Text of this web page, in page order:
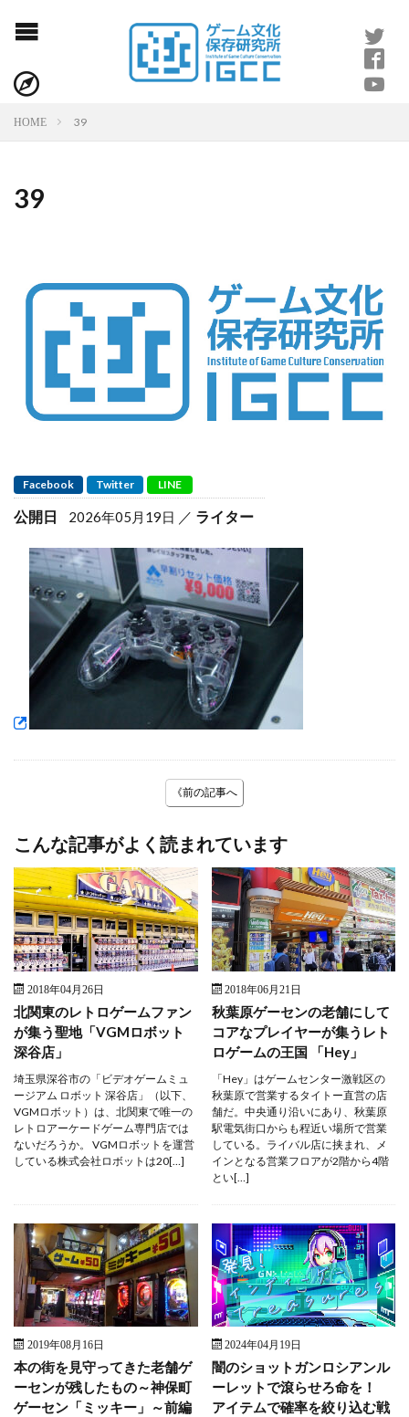
HOME 39
39
Facebook Twitter LINE
公開日 2026年05月19日 ライター
《前の記事へ
こんな記事がよく読まれています
2018年04月26日
北関東のレトロゲームファン
が集う聖地「VGMロボット
深谷店」
埼玉県深谷市の「ビデオゲームミュ
ージアム ロボット 深谷店」（以下、
VGMロボット）は、北関東で唯一の
レトロアーケードゲーム専門店では
ないだろうか。 VGMロボットを運営
している株式会社ロボットは20[…]
2018年06月21日
秋葉原ゲーセンの老舗にして
コアなプレイヤーが集うレト
ロゲームの王国 「Hey」
「Hey」はゲームセンター激戦区の
秋葉原で営業するタイトー直営の店
舗だ。中央通り沿いにあり、秋葉原
駅電気街口からも程近い場所で営業
している。ライバル店に挟まれ、メ
インとなる営業フロアが2階から4階
とい[…]
2019年08月16日
本の街を見守ってきた老舗ゲ
ーセンが残したもの～神保町
ゲーセン「ミッキー」～前編
2024年04月19日
闇のショットガンロシアンル
ーレットで滾らせろ命を！
アイテムで確率を絞り込む戦